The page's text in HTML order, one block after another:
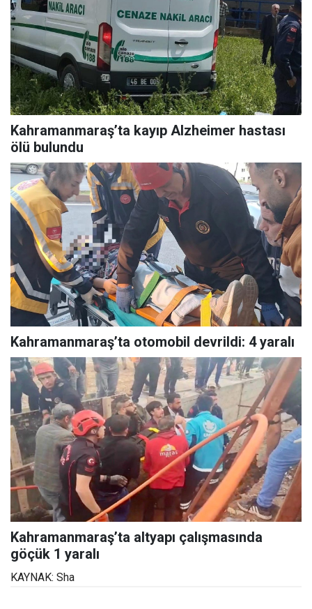
Kahramanmaraş’ta kayıp Alzheimer hastası
ölü bulundu
Kahramanmaraş’ta otomobil devrildi: 4 yaralı
Kahramanmaraş’ta altyapı çalışmasında
göçük 1 yaralı
KAYNAK: Sha